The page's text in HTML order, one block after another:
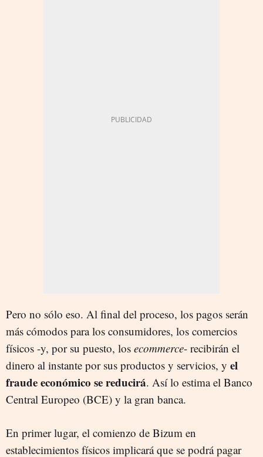
Pero no sólo eso. Al final del proceso, los pagos serán
más cómodos para los consumidores, los comercios
físicos -y, por su puesto, los ecommerce- recibirán el
dinero al instante por sus productos y servicios, y el
fraude económico se reducirá. Así lo estima el Banco
Central Europeo (BCE) y la gran banca.
En primer lugar, el comienzo de Bizum en
establecimientos físicos implicará que se podrá pagar